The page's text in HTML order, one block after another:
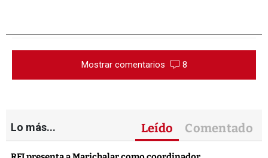
Mostrar comentarios 8
Lo más... Leído Comentado